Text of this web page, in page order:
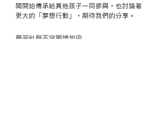
闆開始傳承給其他孩子一同參與，也討論著
更大的「夢想行動」，期待我們的分享。
學習社群不定期增加中